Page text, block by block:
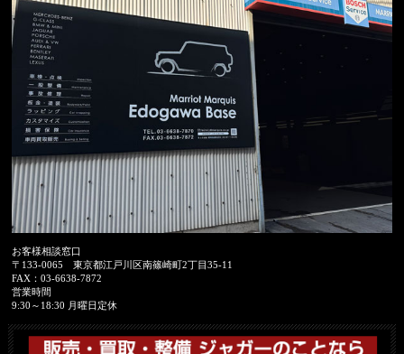
お客様相談窓口
〒133-0065
東京都江戸川区南篠崎町2丁目35-11
FAX：03-6638-7872
営業時間
9:30～18:30 月曜日定休